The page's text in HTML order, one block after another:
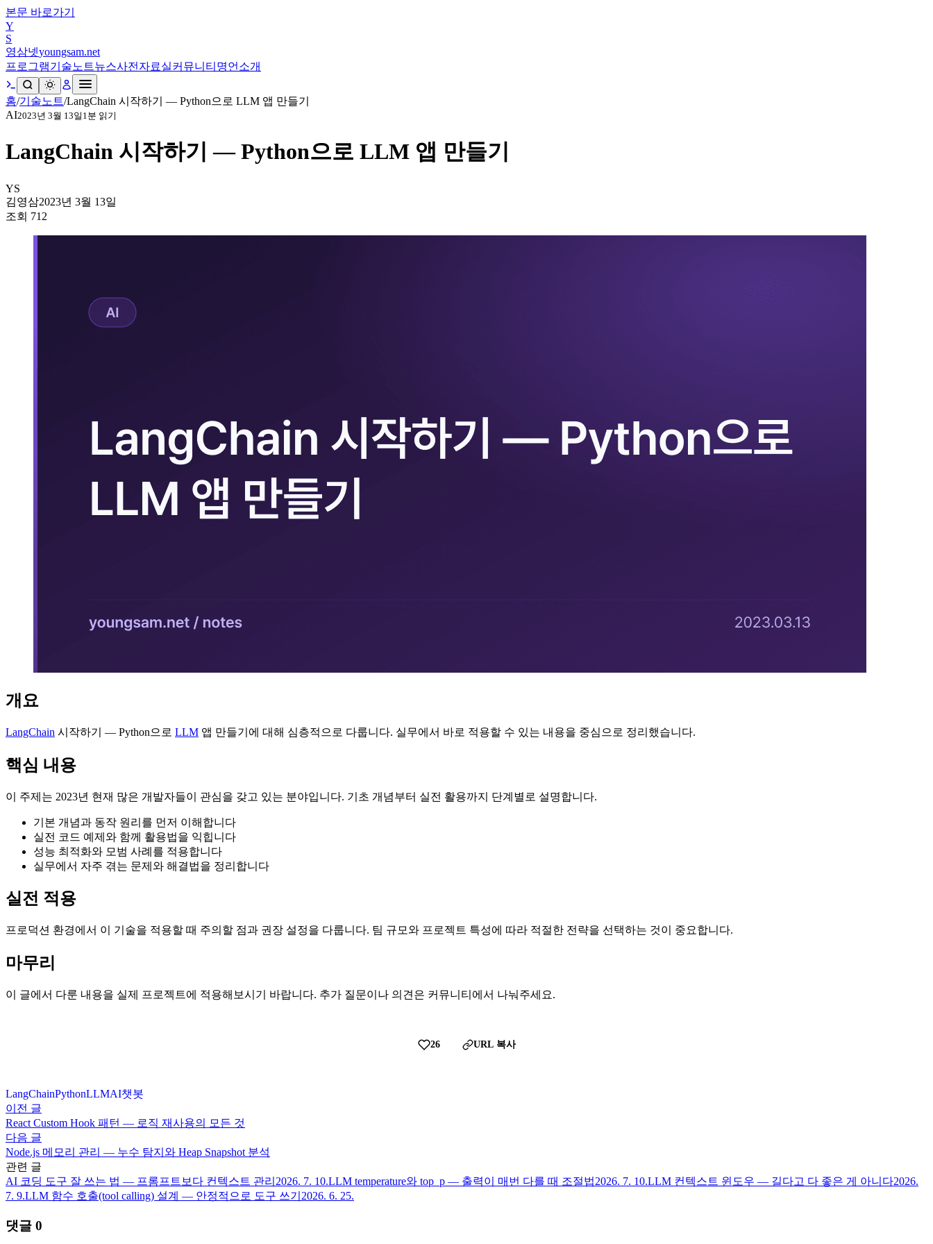
본문 바로가기
Y
S
영삼넷youngsam.net
프로그램기술노트뉴스사전 자료실커뮤니티 명언 소개
홈/기술노트/LangChain 시작하기 — Python으로 LLM 앱 만들기
AI2023년 3월 13일 1분 읽기
LangChain 시작하기 — Python으로 LLM 앱 만들기
YS
김영삼2023년 3월 13일
조회 712
개요
LangChain 시작하기 — Python으로 LLM 앱 만들기에 대해 심층적으로 다룹니다. 실무에서 바로 적용할 수 있는 내용을 중심으로 정리했습니다.
핵심 내용
이 주제는 2023년 현재 많은 개발자들이 관심을 갖고 있는 분야입니다. 기초 개념부터 실전 활용까지 단계별로 설명합니다.
기본 개념과 동작 원리를 먼저 이해합니다
실전 코드 예제와 함께 활용법을 익힙니다
성능 최적화와 모범 사례를 적용합니다
실무에서 자주 겪는 문제와 해결법을 정리합니다
실전 적용
프로덕션 환경에서 이 기술을 적용할 때 주의할 점과 권장 설정을 다룹니다. 팀 규모와 프로젝트 특성에 따라 적절한 전략을 선택하는 것이 중요합니다.
마무리
이 글에서 다룬 내용을 실제 프로젝트에 적용해보시기 바랍니다. 추가 질문이나 의견은 커뮤니티에서 나눠주세요.
26 URL 복사
LangChainPythonLLMAI챗봇
이전 글
React Custom Hook 패턴 — 로직 재사용의 모든 것
다음 글
Node.js 메모리 관리 — 누수 탐지와 Heap Snapshot 분석
관련 글
AI 코딩 도구 잘 쓰는 법 — 프롬프트보다 컨텍스트 관리 2026. 7. 10.LLM temperature와 top_p — 출력이 매번 다를 때 조절법2026. 7. 10.LLM 컨텍스트 윈도우 — 길다고 다 좋은 게 아니다2026.
7. 9.LLM 함수 호출(tool calling) 설계 — 안정적으로 도구 쓰기 2026. 6. 25.
댓글 0